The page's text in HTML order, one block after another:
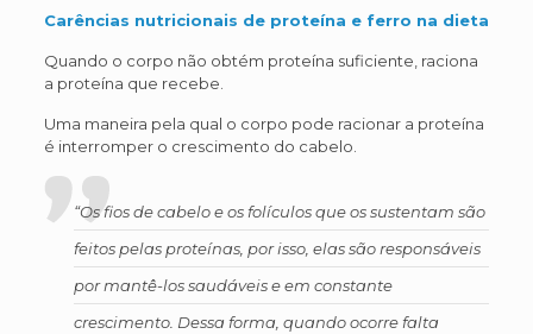
Carências nutricionais de proteína e ferro na dieta
Quando o corpo não obtém proteína suficiente, raciona
a proteína que recebe.
Uma maneira pela qual o corpo pode racionar a proteína
é interromper o crescimento do cabelo.
“Os fios de cabelo e os folículos que os sustentam são
feitos pelas proteínas, por isso, elas são responsáveis
por mantê-los saudáveis e em constante
crescimento. Dessa forma, quando ocorre falta